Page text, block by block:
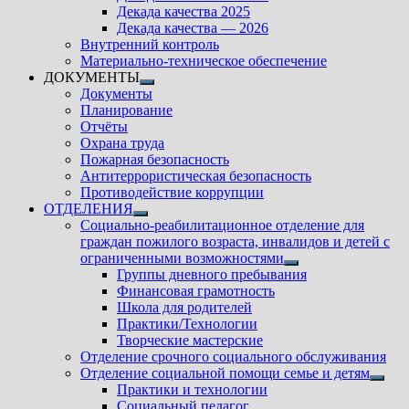
подменю
Декада качества 2025
Декада качества — 2026
Внутренний контроль
Материально-техническое обеспечение
ДОКУМЕНТЫ
Показать
подменю
Документы
Планирование
Отчёты
Охрана труда
Пожарная безопасность
Антитеррористическая безопасность
Противодействие коррупции
ОТДЕЛЕНИЯ
Показать
подменю
Социально-реабилитационное отделение для
граждан пожилого возраста, инвалидов и детей с
ограниченными возможностями
Показать
подменю
Группы дневного пребывания
Финансовая грамотность
Школа для родителей
Практики/Технологии
Творческие мастерские
Отделение срочного социального обслуживания
Отделение социальной помощи семье и детям
Практики и технологии
Социальный педагог